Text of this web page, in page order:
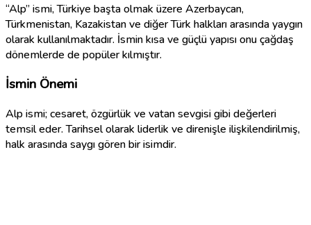
“Alp” ismi, Türkiye başta olmak üzere Azerbaycan,
Türkmenistan, Kazakistan ve diğer Türk halkları arasında yaygın
olarak kullanılmaktadır. İsmin kısa ve güçlü yapısı onu çağdaş
dönemlerde de popüler kılmıştır.
İsmin Önemi
Alp ismi; cesaret, özgürlük ve vatan sevgisi gibi değerleri
temsil eder. Tarihsel olarak liderlik ve direnişle ilişkilendirilmiş,
halk arasında saygı gören bir isimdir.